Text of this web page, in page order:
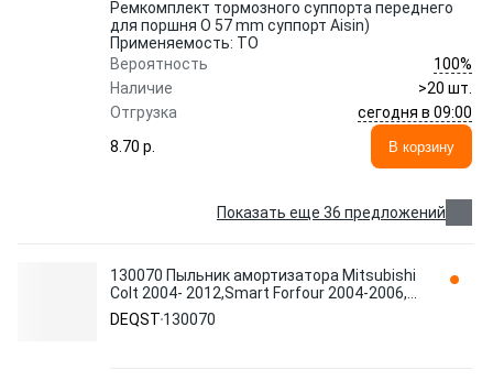
Ремкомплект тормозного суппорта переднего
для поршня O 57 mm суппорт Aisin)
Применяемость: TO
Вероятность
100%
Наличие
>20 шт.
Отгрузка
сегодня в 09:00
8.70 p.
В корзину
Показать еще 36 предложений
130070 Пыльник амортизатора Mitsubishi
Colt 2004- 2012,Smart Forfour 2004-2006,
SENSEN FC161 с отбой DEQST
DEQST 130070